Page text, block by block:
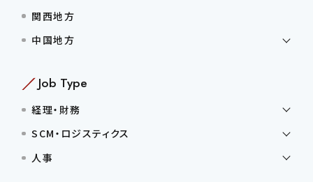
関西地方
中国地方
Job Type
経理・財務
SCM・ロジスティクス
人事